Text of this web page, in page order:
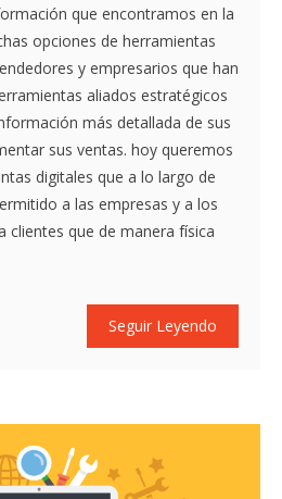
que encontramos en la
opciones de herramientas
y empresarios que han
aliados estratégicos
más detallada de sus
sus ventas. hoy queremos
digitales que a lo largo de
a las empresas y a los
clientes que de manera física
Seguir Leyendo